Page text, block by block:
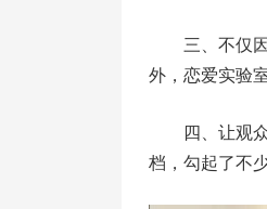
三、不仅
外，恋爱实验
四、让观
档，勾起了不